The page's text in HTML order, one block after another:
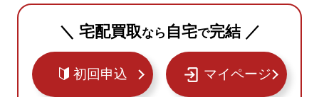
＼ 宅配買取なら 自宅で完結 ／
初回申込 マイページ